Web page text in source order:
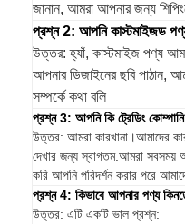
জানান, আমরা আপনার জন্য
প্রশ্ন 2: আপনি কাস্টমাইজড
উত্তর: হ্যাঁ, কাস্টমাইজ পণ্য
আপনার ডিজাইনের ছবি পাঠান,
সম্পর্কে কথা বলি
প্রশ্ন 3: আপনি কি ট্রেডিং কোম্পানি
উত্তর: আমরা কারখানা।আমাদের
দেখার জন্য স্বাগতম.আমরা সবসময়
করি আপনি পরিদর্শন করার পরে
প্রশ্ন 4: কিভাবে আপনার পণ্য
উত্তর: এটি একটি ভাল প্রশ্ন: